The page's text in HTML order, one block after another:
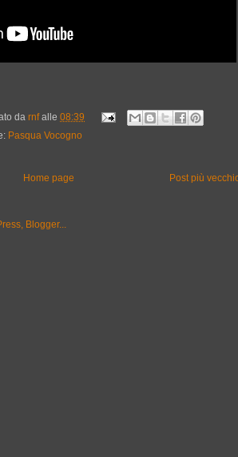
da rnfalle 08:39
Pasqua Vocogno
Post più
Home page